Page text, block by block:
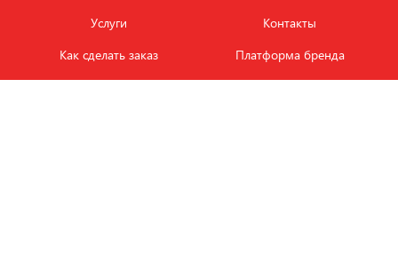
Услуги
Как сделать заказ
Контакты
Платформа бренда